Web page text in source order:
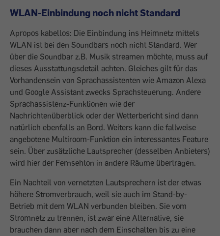
WLAN-Einbindung noch nicht Standard
Apropos kabellos: Die Einbindung ins Heimnetz mittels
WLAN ist bei den Soundbars noch nicht Standard. Wer
über die Soundbar z.B. Musik streamen möchte, muss auf
dieses Ausstattungsdetail achten. Gleiches gilt für das
Vorhandensein von Sprachassistenten wie Amazon Alexa
und Google Assistant zwecks Sprachsteuerung. Andere
Sprachassistenz-Funktionen wie der
Nachrichtenüberblick oder der Wetterbericht sind dann
natürlich ebenfalls an Bord. Weiters kann die fallweise
angebo­tene Multiroom-Funktion ein interessantes Feature
sein. Über zusätzliche Lautsprecher (desselben Anbieters)
wird hier der Fernsehton in andere Räume übertragen.
Ein Nachteil von vernetzten Lautsprechern ist der etwas
höhere Stromverbrauch, weil sie auch im Stand-by-
Betrieb mit dem WLAN verbunden bleiben. Sie vom
Stromnetz zu trennen, ist zwar eine Alternative, sie
brauchen dann aber nach dem Einschalten bis zu eine